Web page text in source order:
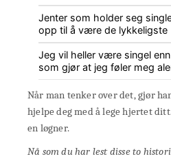
Jenter som holder seg
opp til å være de lykkeligste
Jeg vil heller være singel
som gjør at jeg føler meg
Når man tenker over det, gjør
hjelpe deg med å lege hjertet
en løgner.
Nå som du har lest disse to